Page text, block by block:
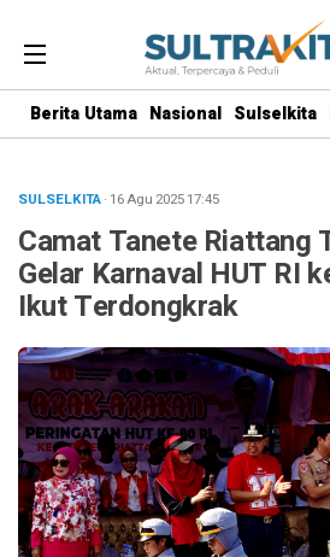
Berita Utama Nasional Sulselkita
SULSELKITA· 16 Agu 202517:45
Camat Tanete Riattang
Gelar Karnaval HUT RI
Ikut Terdongkrak